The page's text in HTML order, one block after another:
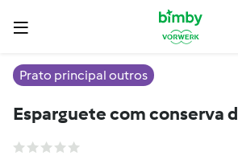
Prato principal outros
Esparguete com conserva